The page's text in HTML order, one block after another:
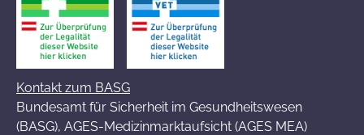
Kontakt zum BASG
Bundesamt für Sicherheit im Gesundheitswesen
(BASG), AGES-Medizinmarktaufsicht (AGES MEA)